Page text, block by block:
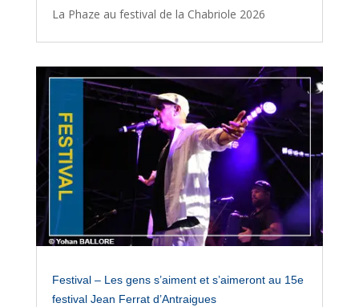
La Phaze au festival de la Chabriole 2026
Festival – Les gens s’aiment et s’aimeront au 15e
festival Jean Ferrat d’Antraigues